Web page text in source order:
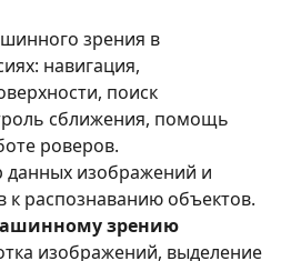
зрения в
навигация,
поиск
сближения, помощь
роверов.
данных изображений и
к распознаванию объектов.
зрению
изображений, выделение